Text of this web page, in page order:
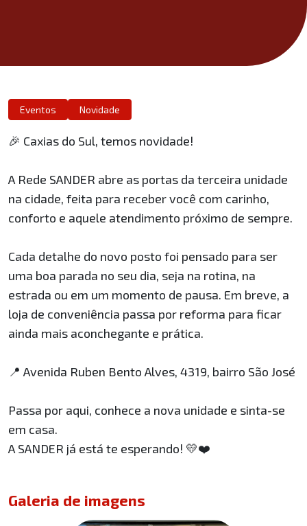
Eventos Novidade
🎉 Caxias do Sul, temos novidade!
A Rede SANDER abre as portas da terceira unidade
na cidade, feita para receber você com carinho,
conforto e aquele atendimento próximo de sempre.
Cada detalhe do novo posto foi pensado para ser
uma boa parada no seu dia, seja na rotina, na
estrada ou em um momento de pausa. Em breve, a
loja de conveniência passa por reforma para ficar
ainda mais aconchegante e prática.
📍 Avenida Ruben Bento Alves, 4319, bairro São José
Passa por aqui, conhece a nova unidade e sinta-se
em casa.
A SANDER já está te esperando! 💛❤️
Galeria de imagens